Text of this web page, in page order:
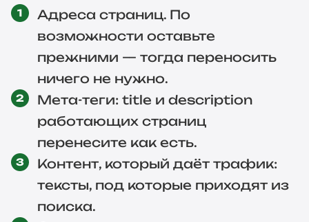
Адреса страниц. По
возможности оставьте
прежними — тогда переносить
ничего не нужно.
Мета-теги: title и description
работающих страниц
перенесите как есть.
Контент, который даёт трафик:
тексты, под которые приходят из
поиска.